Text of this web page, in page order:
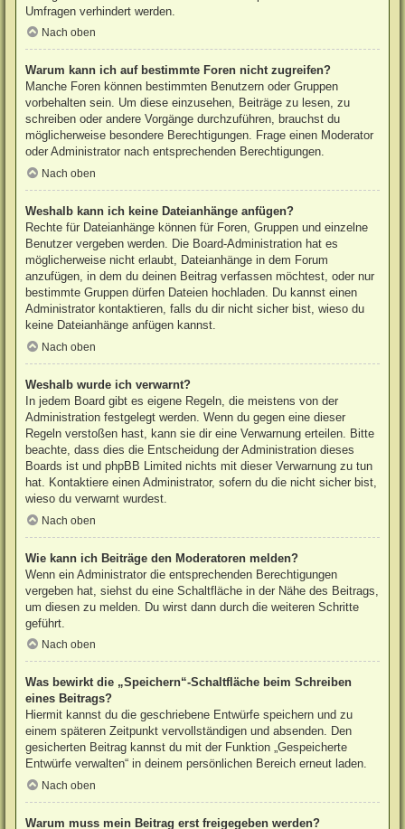
Umfragen verhindert werden.
Nach oben
Warum kann ich auf bestimmte Foren nicht zugreifen?
Manche Foren können bestimmten Benutzern oder Gruppen
vorbehalten sein. Um diese einzusehen, Beiträge zu lesen, zu
schreiben oder andere Vorgänge durchzuführen, brauchst du
möglicherweise besondere Berechtigungen. Frage einen Moderator
oder Administrator nach entsprechenden Berechtigungen.
Nach oben
Weshalb kann ich keine Dateianhänge anfügen?
Rechte für Dateianhänge können für Foren, Gruppen und einzelne
Benutzer vergeben werden. Die Board-Administration hat es
möglicherweise nicht erlaubt, Dateianhänge in dem Forum
anzufügen, in dem du deinen Beitrag verfassen möchtest, oder nur
bestimmte Gruppen dürfen Dateien hochladen. Du kannst einen
Administrator kontaktieren, falls du dir nicht sicher bist, wieso du
keine Dateianhänge anfügen kannst.
Nach oben
Weshalb wurde ich verwarnt?
In jedem Board gibt es eigene Regeln, die meistens von der
Administration festgelegt werden. Wenn du gegen eine dieser
Regeln verstoßen hast, kann sie dir eine Verwarnung erteilen. Bitte
beachte, dass dies die Entscheidung der Administration dieses
Boards ist und phpBB Limited nichts mit dieser Verwarnung zu tun
hat. Kontaktiere einen Administrator, sofern du die nicht sicher bist,
wieso du verwarnt wurdest.
Nach oben
Wie kann ich Beiträge den Moderatoren melden?
Wenn ein Administrator die entsprechenden Berechtigungen
vergeben hat, siehst du eine Schaltfläche in der Nähe des Beitrags,
um diesen zu melden. Du wirst dann durch die weiteren Schritte
geführt.
Nach oben
Was bewirkt die „Speichern“-Schaltfläche beim Schreiben
eines Beitrags?
Hiermit kannst du die geschriebene Entwürfe speichern und zu
einem späteren Zeitpunkt vervollständigen und absenden. Den
gesicherten Beitrag kannst du mit der Funktion „Gespeicherte
Entwürfe verwalten“ in deinem persönlichen Bereich erneut laden.
Nach oben
Warum muss mein Beitrag erst freigegeben werden?